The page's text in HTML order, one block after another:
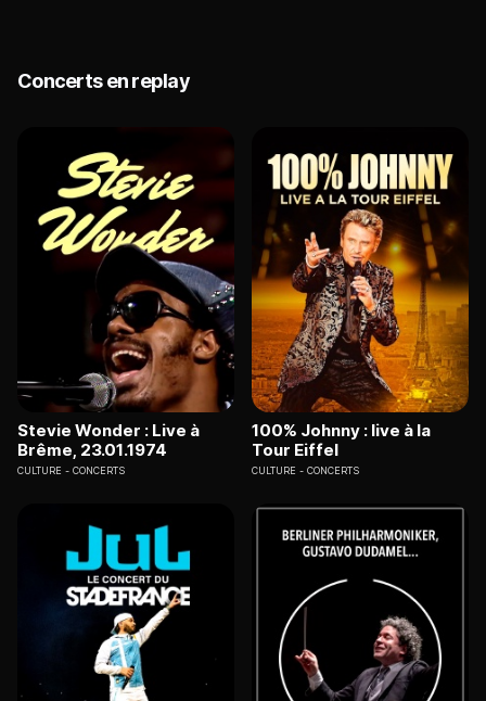
Concerts en replay
Stevie Wonder : Live à
Brême, 23.01.1974
CULTURE CONCERTS
100% Johnny : live à la
Tour Eiffel
CULTURE CONCERTS